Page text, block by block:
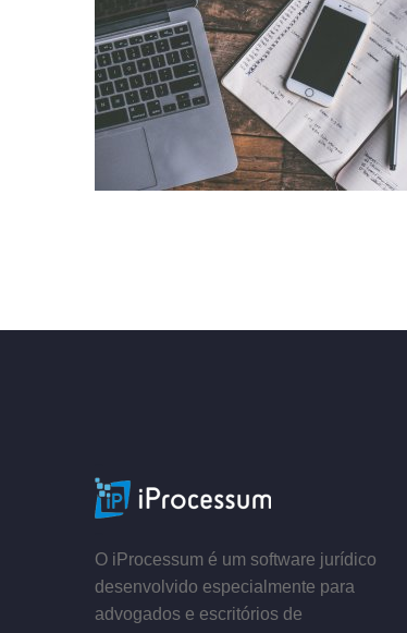
O iProcessum é um software jurídico
desenvolvido especialmente para
advogados e escritórios de